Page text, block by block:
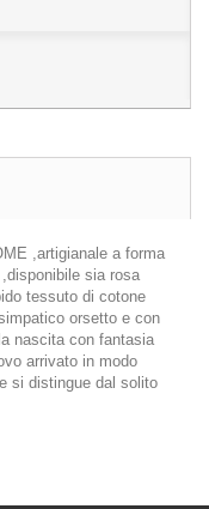
,artigianale a forma
sia rosa
tessuto di cotone
orsetto e con
nascita con fantasia
arrivato in modo
si distingue dal solito